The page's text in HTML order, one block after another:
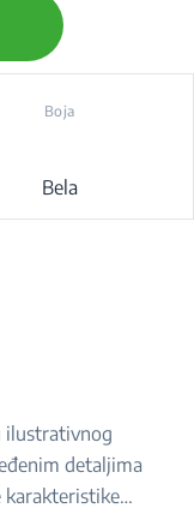
Boja
Bela
ilustrativnog
detaljima
karakteristike